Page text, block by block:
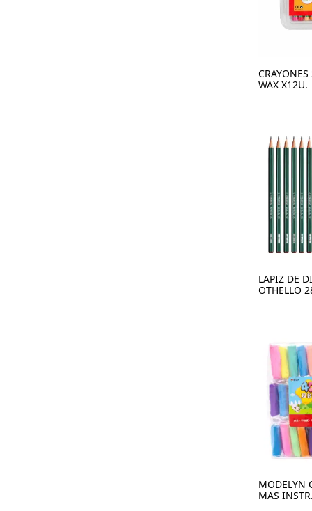
WAX X12U.
LAPIZ DE
OTHELLO
MODELYN
MAS